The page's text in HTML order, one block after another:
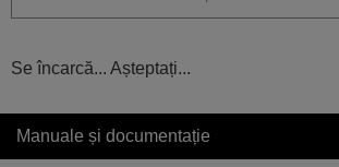
Se încarcă... Așteptați...
Manuale și documentație